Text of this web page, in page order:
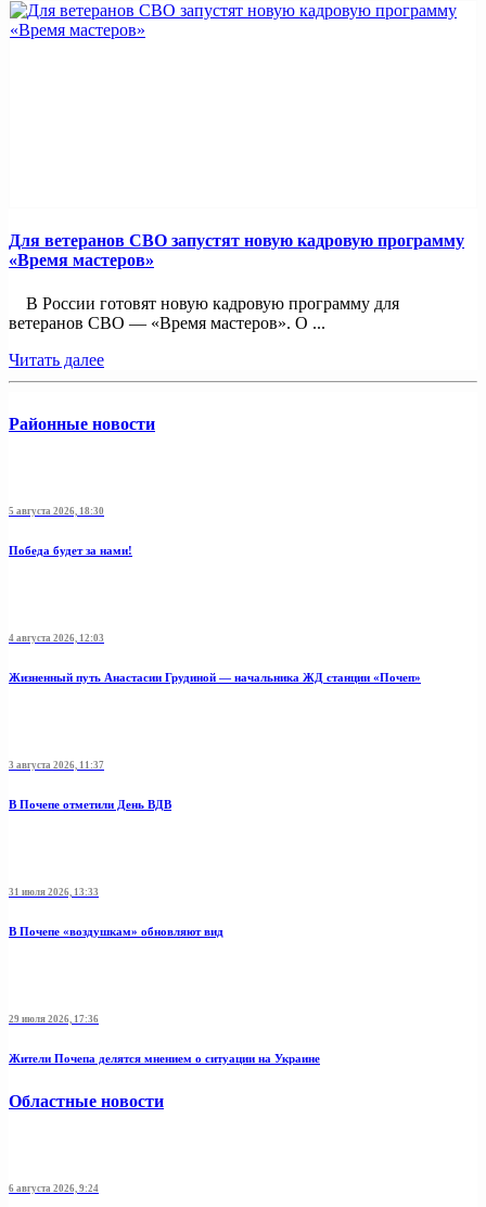
Для ветеранов СВО запустят новую кадровую программу
«Время мастеров»
В России готовят новую кадровую программу для
ветеранов СВО — «Время мастеров». О ...
Читать далее
Районные новости
5 августа 2026, 18:30
Победа будет за нами!
4 августа 2026, 12:03
Жизненный путь Анастасии Грудиной — начальника ЖД станции «Почеп»
3 августа 2026, 11:37
В Почепе отметили День ВДВ
31 июля 2026, 13:33
В Почепе «воздушкам» обновляют вид
29 июля 2026, 17:36
Жители Почепа делятся мнением о ситуации на Украине
Областные новости
6 августа 2026, 9:24